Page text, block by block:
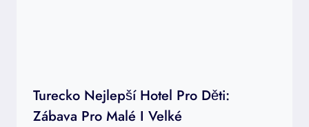
Turecko Nejlepší Hotel Pro Děti:
Zábava Pro Malé I Velké